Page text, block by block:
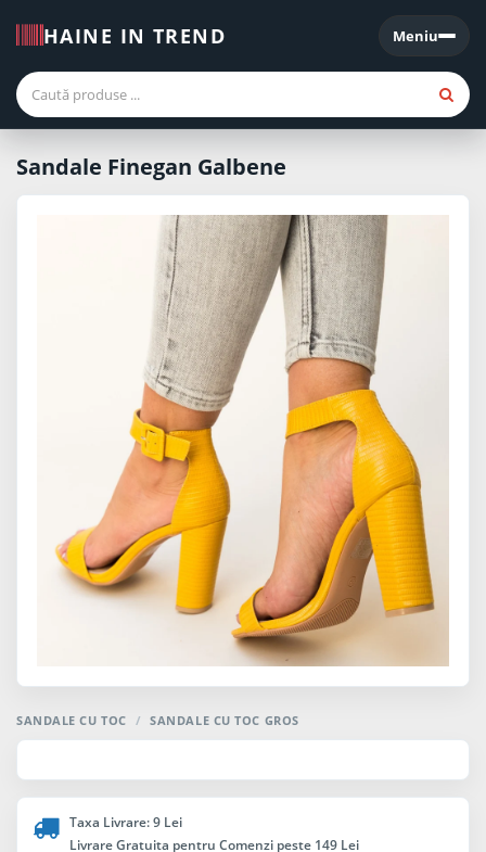
HAINE IN TREND Meniu
Meniu
Sandale Finegan Galbene
SANDALE CU TOC / SANDALE CU TOC GROS
Taxa Livrare: 9 Lei
Livrare Gratuita pentru Comenzi peste 149 Lei